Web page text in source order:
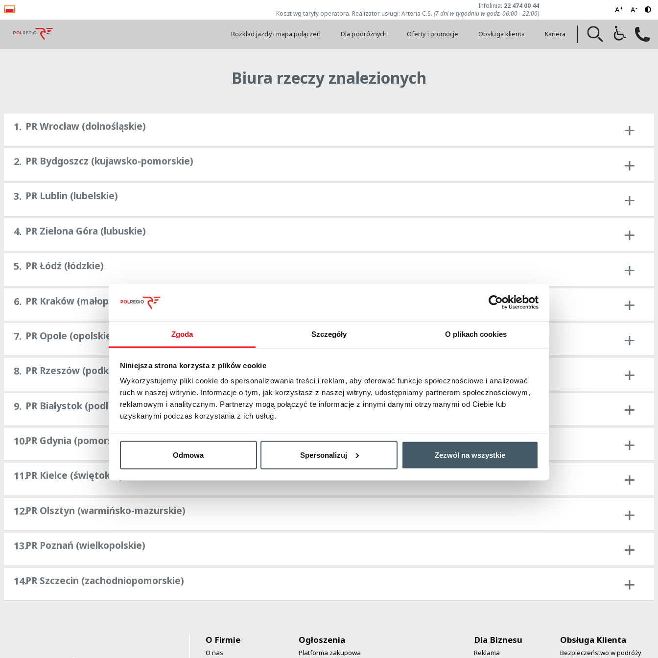
Zgoda Szczegóły O plikach cookies
Niniejsza strona korzysta z plików cookie
Wykorzystujemy pliki cookie do spersonalizowania treści i reklam, aby oferować funkcje społecznościowe i analizować
ruch w naszej witrynie. Informacje o tym, jak korzystasz z naszej witryny, udostępniamy partnerom społecznościowym,
reklamowym i analitycznym. Partnerzy mogą połączyć te informacje z innymi danymi otrzymanymi od Ciebie lub
uzyskanymi podczas korzystania z ich usług.
Odmowa Spersonalizuj Zezwól na wszystkie
Infolinia: 22 474 00 44
Koszt wg taryfy operatora. Realizator usługi: Arteria C.S. (7 dni w tygodniu w godz. 06:00 - 22:00) A+ A-
Rozkład jazdy i mapa połączeń Dla podróżnych Oferty i promocje Obsługa klienta Kariera
Biura rzeczy znalezionych
1. PR Wrocław (dolnośląskie)
2. PR Bydgoszcz (kujawsko-pomorskie)
3. PR Lublin (lubelskie)
4. PR Zielona Góra (lubuskie)
5. PR Łódź (łódzkie)
6. PR Kraków (małopolskie)
7. PR Opole (opolskie)
8. PR Rzeszów (podkarpackie)
9. PR Białystok (podlaskie)
10.PR Gdynia (pomorskie)
11.PR Kielce (świętokrzyskie)
12.PR Olsztyn (warmińsko-mazurskie)
13.PR Poznań (wielkopolskie)
14.PR Szczecin (zachodniopomorskie)
O Firmie
O nas
Ogłoszenia
Platforma zakupowa
Dla Biznesu
Reklama
Obsługa Klienta
Bezpieczeństwo w podróży